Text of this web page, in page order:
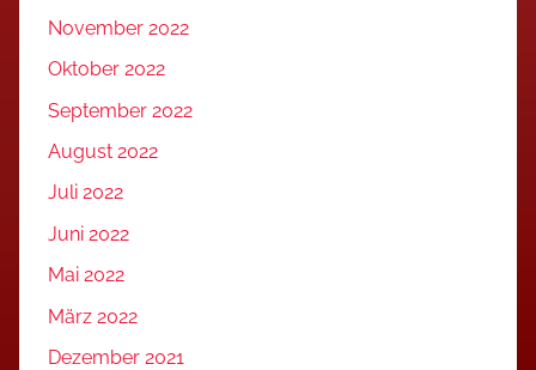
November 2022
Oktober 2022
September 2022
August 2022
Juli 2022
Juni 2022
Mai 2022
März 2022
Dezember 2021